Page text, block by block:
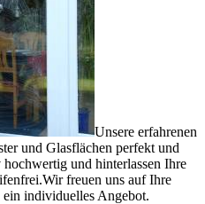
Unsere erfahrenen
und Glasflächen perfekt und
und hinterlassen Ihre
freuen uns auf Ihre
individuelles Angebot.